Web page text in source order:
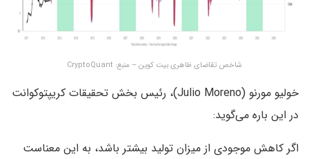
شاخص تقاضای ظاهری بیت کوین – منبع: CryptoQuant
خولیو مورنو (Julio Moreno)، رئیس بخش تحقیقات کریپتوکوانت
در این باره می‌گوید:
اگر کاهش موجودی از میزان تولید بیشتر باشد، به این معناست